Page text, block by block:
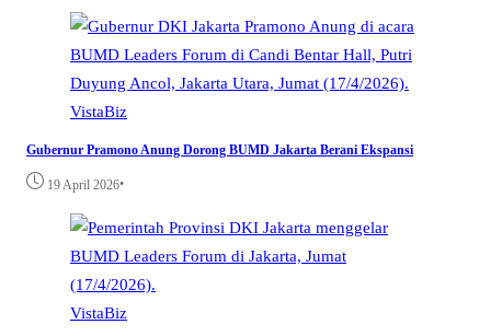
VistaBiz
Gubernur Pramono Anung Dorong BUMD Jakarta Berani Ekspansi
19 April 2026•
VistaBiz